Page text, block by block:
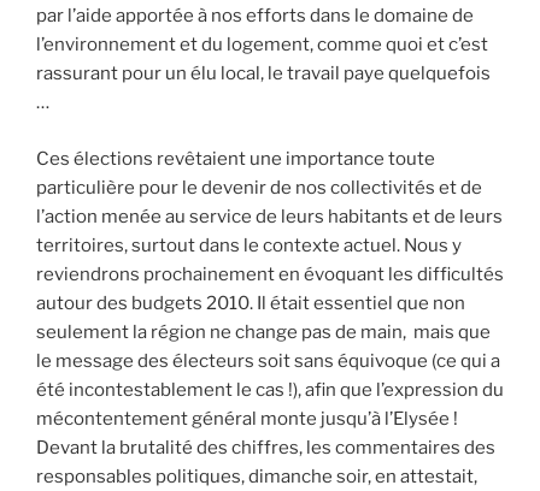
par l’aide apportée à nos efforts dans le domaine de
l’environnement et du logement, comme quoi et c’est
rassurant pour un élu local, le travail paye quelquefois
…
Ces élections revêtaient une importance toute
particulière pour le devenir de nos collectivités et de
l’action menée au service de leurs habitants et de leurs
territoires, surtout dans le contexte actuel. Nous y
reviendrons prochainement en évoquant les difficultés
autour des budgets 2010. Il était essentiel que non
seulement la région ne change pas de main, mais que
le message des électeurs soit sans équivoque (ce qui a
été incontestablement le cas !), afin que l’expression du
mécontentement général monte jusqu’à l’Elysée !
Devant la brutalité des chiffres, les commentaires des
responsables politiques, dimanche soir, en attestait,